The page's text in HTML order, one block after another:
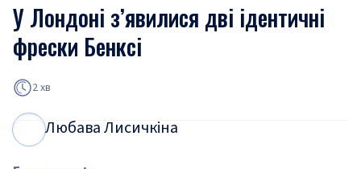
У Лондоні з’явилися дві ідентичні
фрески Бенксі
2 хв
Любава Лисичкіна